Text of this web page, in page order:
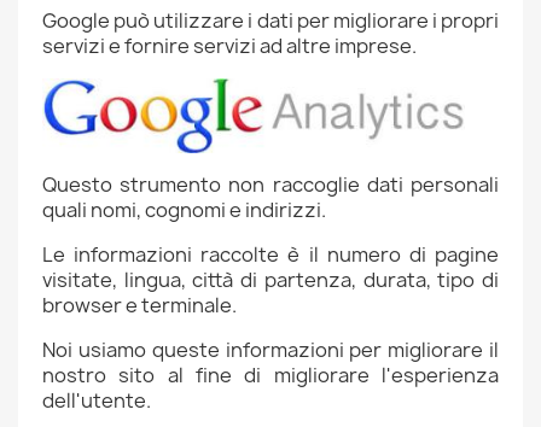
Google può utilizzare i dati per migliorare i propri
servizi e fornire servizi ad altre imprese.
Questo strumento non raccoglie dati personali
quali nomi, cognomi e indirizzi.
Le informazioni raccolte è il numero di pagine
visitate, lingua, città di partenza, durata, tipo di
browser e terminale.
Noi usiamo queste informazioni per migliorare il
nostro sito al fine di migliorare l'esperienza
dell'utente.